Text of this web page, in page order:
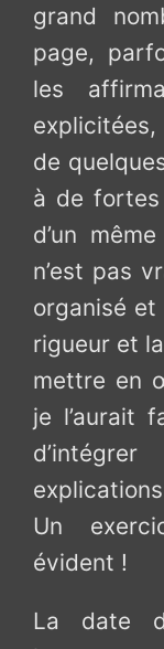
grand
page,
les
de
à de
d’un
n’est pas
organisé et
rigueur et
mettre en
je l’aurait
Un
évident !
La date